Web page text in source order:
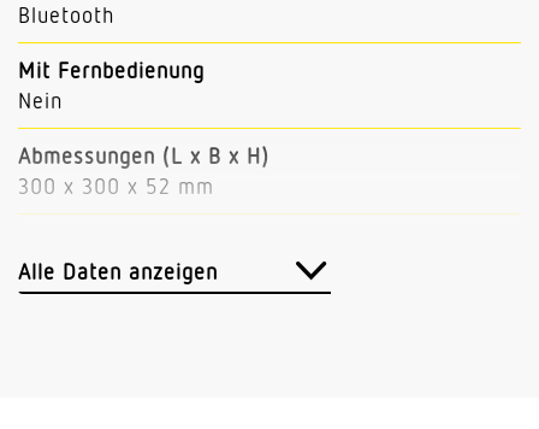
Bluetooth
Mit Fernbedienung
Nein
Abmessungen (L x B x H)
300 x 300 x 52 mm
Hochfrequenz
Alle Daten anzeigen